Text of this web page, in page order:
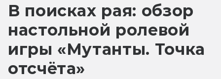
В поисках рая: обзор
настольной ролевой
игры «Мутанты. Точка
отсчёта»